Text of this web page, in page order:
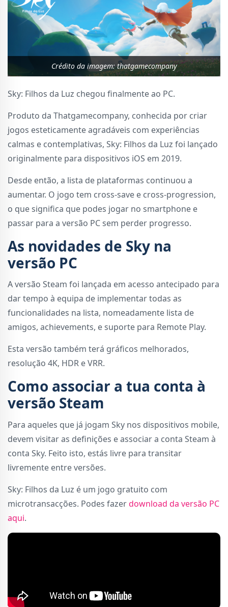
Crédito da imagem: thatgamecompany
Sky: Filhos da Luz chegou finalmente ao PC.
Produto da Thatgamecompany, conhecida por criar
jogos esteticamente agradáveis com experiências
calmas e contemplativas, Sky: Filhos da Luz foi lançado
originalmente para dispositivos iOS em 2019.
Desde então, a lista de plataformas continuou a
aumentar. O jogo tem cross-save e cross-progression,
o que significa que podes jogar no smartphone e
passar para a versão PC sem perder progresso.
As novidades de Sky na
versão PC
A versão Steam foi lançada em acesso antecipado para
dar tempo à equipa de implementar todas as
funcionalidades na lista, nomeadamente lista de
amigos, achievements, e suporte para Remote Play.
Esta versão também terá gráficos melhorados,
resolução 4K, HDR e VRR.
Como associar a tua conta à
versão Steam
Para aqueles que já jogam Sky nos dispositivos mobile,
devem visitar as definições e associar a conta Steam à
conta Sky. Feito isto, estás livre para transitar
livremente entre versões.
Sky: Filhos da Luz é um jogo gratuito com
microtransacções. Podes fazerdownload da versão PC
aqui.